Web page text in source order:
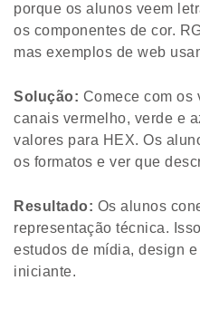
porque os alunos veem
os componentes de cor.
mas exemplos de web
Solução: Comece com os
canais vermelho, verde e
valores para HEX. Os
os formatos e ver que
Resultado: Os alunos
representação técnica.
estudos de mídia, design
iniciante.